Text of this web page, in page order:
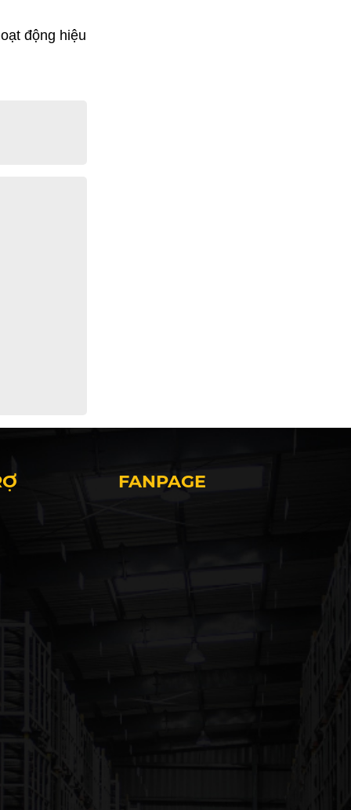
động hiệu
FANPAGE